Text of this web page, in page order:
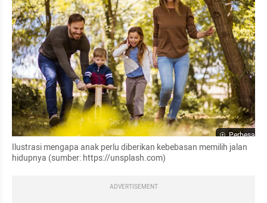
Perbesar
Ilustrasi mengapa anak perlu diberikan kebebasan memilih jalan
hidupnya (sumber: https://unsplash.com)
ADVERTISEMENT